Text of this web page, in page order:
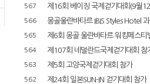
567 제16회 베이징 국제걷기대회(9월
566 몽골울란바타르 IBIS Styles Hotel
565 제6회 몽골 울란바타르 워킹페스티
564 제107회 네덜란드국제걷기대회
563 제5회 고양국제걷기대회 참가
562 제24회 일본SUN-IN 걷기대회 참가